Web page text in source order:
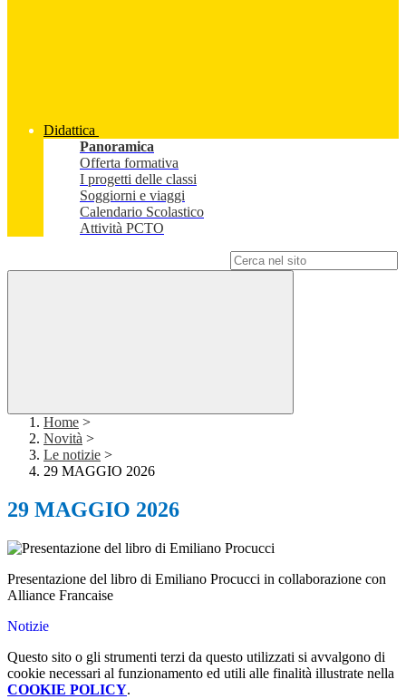
Didattica
Panoramica
Offerta formativa
I progetti delle classi
Soggiorni e viaggi
Calendario Scolastico
Attività PCTO
Home >
Novità >
Le notizie >
29 MAGGIO 2026
29 MAGGIO 2026
Presentazione del libro di Emiliano Procucci in collaborazione con
Alliance Francaise
Notizie
Questo sito o gli strumenti terzi da questo utilizzati si avvalgono di
cookie necessari al funzionamento ed utili alle finalità illustrate nella
COOKIE POLICY.